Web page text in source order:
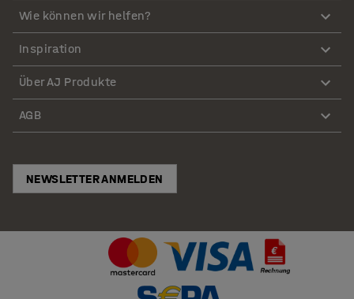
Wie können wir helfen?
Inspiration
Über AJ Produkte
AGB
NEWSLETTER ANMELDEN